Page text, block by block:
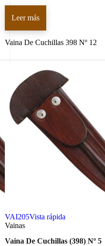
Leer más
Vaina De Cuchillas 398 Nº 12
VAI205Vista rápida
Vainas
Vaina De Cuchillas (398) Nº 5